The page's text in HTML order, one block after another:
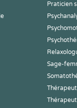
Praticien
Sage-